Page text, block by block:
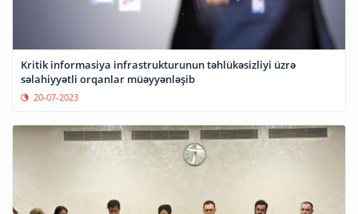
Kritik informasiya infrastrukturunun təhlükəsizliyi üzrə
səlahiyyətli orqanlar müəyyənləşib
20-07-2023